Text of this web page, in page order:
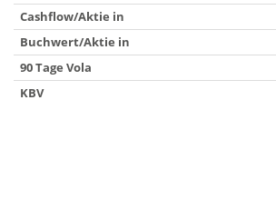
Cashflow/Aktie in
Buchwert/Aktie in
90 Tage Vola
KBV